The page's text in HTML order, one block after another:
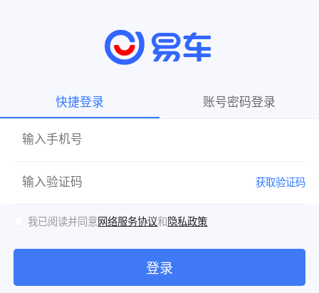
快捷登录 账号密码登录
获取验证码
我已阅读并同意网络服务协议和隐私政策
登录